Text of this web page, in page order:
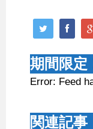
期間限定
Error: Feed
関連記事